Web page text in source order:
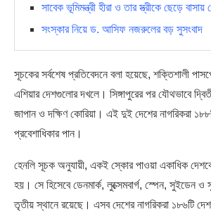
সাবেক ভূমিমন্ত্রী হীরা ও তার স্ত্রীকে ছেড়ে
সংস্কার নিয়ে ড. আসিফ নজরুলের বড় সুসংবাদ
সূচকের সর্বশেষ প্রতিবেদনে বলা হয়েছে, শক্তিশালী
এশিয়ার দেশগুলোর দখলে। সিঙ্গাপুরের পর যৌথভাবে
জাপান ও দক্ষিণ কোরিয়া। এই দুই দেশের নাগরিকরা
প্রবেশাধিকার পান।
হেনলি সূচক অনুযায়ী, একই স্কোর পাওয়া একাধিক
হয়। সে হিসেবে ডেনমার্ক, লুক্সেমবার্গ, স্পেন, সুইডেন ও
তৃতীয় স্থানে রয়েছে। এসব দেশের নাগরিকরা ১৮৬টি